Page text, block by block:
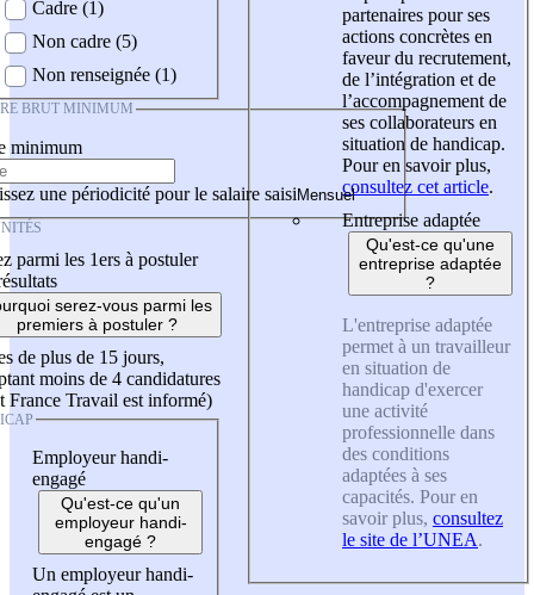
Cadre (1)
Non cadre (5)
Non renseignée (1)
BRUT MINIMUM
minimum
une périodicité pour le salaire saisi
parmi les 1ers à postuler
serez-vous parmi les
premiers à postuler ?
de plus de 15 jours,
moins de 4 candidatures
France Travail est informé)
Employeur handi-
engagé
Qu'est-ce qu'un
employeur handi-
engagé ?
Un employeur handi-
partenaires pour ses
actions concrètes en
faveur du recrutement,
de l’intégration et de
l’accompagnement de
ses collaborateurs en
situation de handicap.
Pour en savoir plus,
consultez cet article.
Entreprise adaptée
Qu'est-ce qu'une
entreprise adaptée
?
L'entreprise adaptée
permet à un travailleur
en situation de
handicap d'exercer
une activité
professionnelle dans
des conditions
adaptées à ses
capacités. Pour en
savoir plus, consultez
le site de l’UNEA.